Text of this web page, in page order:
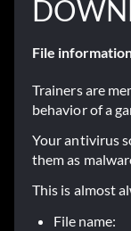
File
Trainers are
behavior of a
Your antivirus
them as
This is almost
File name: